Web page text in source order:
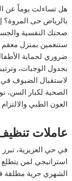
هل تساءلت يوماً عن
بالرياض حى المروة؟
صحتك النفسية
ستنعمين بمنزل معقم
ضروري لحماية
بجدول الوجبات،
لاستقبال الضيوف في
الصحية لكبار
العون الطبي
عاملات
في حي العزيزية،
استراتيجي لمن يتطلع
الشهري حرية مطلقة